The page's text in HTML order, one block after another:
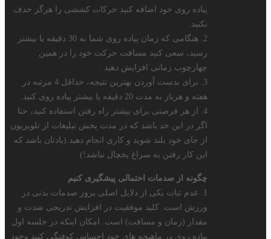
پیاده روی خود اضافه کنید.حرکات کششی را هرگز حذف
نکنید.
2. هنگامی که زمان پیاده روی شما به 30 دقیقه یا بیشتر
رسید، سعی کنید مسافت حرکت خود را در همین
چهارچوب زمانی افزایش دهید .
3. برای بدست آوردن بهترین نتیجه، حداقل 4 مرتبه در
هفته و هربار به مدت 20 دقیقه یا بیشتر پیاده روی کنید.
4. از هر فرصتی برای بیشتر راه رفتن استفاده کنید، حتا
اگر در این حد باشد که در مدت پخش تبلیغات از تلویزیون
از جای خود بلند شوید و کاری انجام دهید.(یادتان باشد که
این کار رفتن به سراغ یخچال نباشد!)
چگونه از صدمات احتمالی پیشگیری کنیم
1. عدم ثبات یکی از دلایل اصلی بروز صدمات بدنی در
ورزش است. کلید موفقیت در افزایش تدریجی شدت و
مقدار (زمان و مسافت) است. امکان اینکه در جلسه اول
پیاده روی در ماهیچه های خود احساس کوفتگی کنید وجود